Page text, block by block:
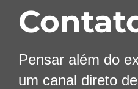
Pensar além do
um canal direto